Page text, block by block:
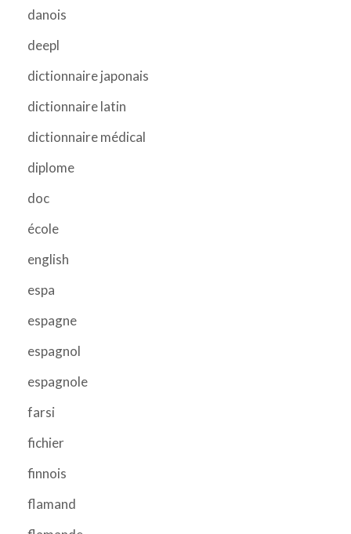
danois
deepl
dictionnaire japonais
dictionnaire latin
dictionnaire médical
diplome
doc
école
english
espa
espagne
espagnol
espagnole
farsi
fichier
finnois
flamand